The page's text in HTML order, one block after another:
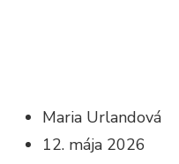
Maria Urlandová
12. mája 2026